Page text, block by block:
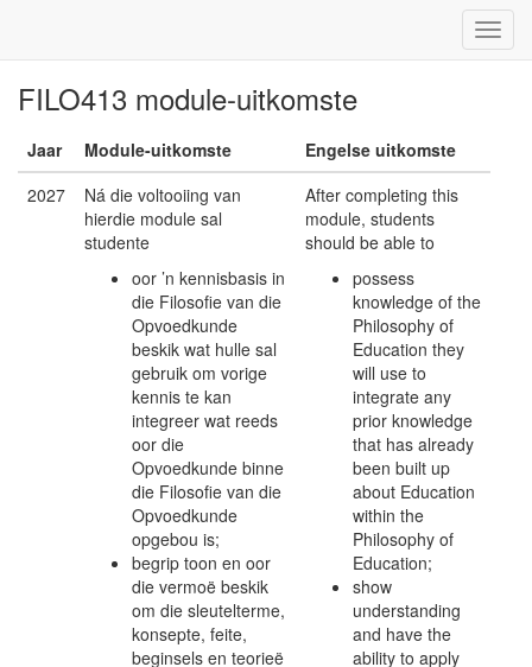
FILO413 module-uitkomste
Jaar Module-uitkomste
Engelse uitkomste
2027
Ná die voltooiing van
hierdie module sal
studente
oor ’n kennisbasis in
die Filosofie van die
Opvoedkunde
beskik wat hulle sal
gebruik om vorige
kennis te kan
integreer wat reeds
oor die
Opvoedkunde binne
die Filosofie van die
Opvoedkunde
opgebou is;
begrip toon en oor
die vermoë beskik
om die sleutelterme,
konsepte, feite,
beginsels en teorieë
After completing this
module, students
should be able to
possess
knowledge of the
Philosophy of
Education they
will use to
integrate any
prior knowledge
that has already
been built up
about Education
within the
Philosophy of
Education;
show
understanding
and have the
ability to apply